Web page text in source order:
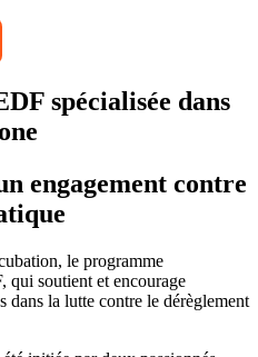
spécialisée dans
engagement contre
le programme
qui soutient et encourage
dans la lutte contre le dérèglement